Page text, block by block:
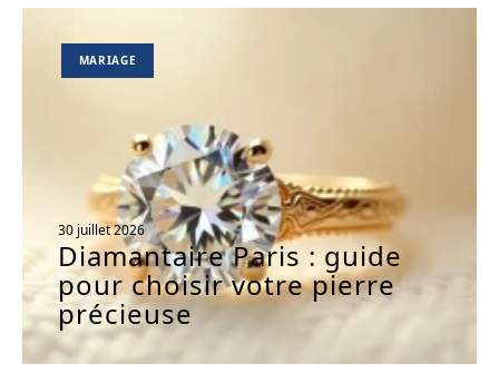
MARIAGE
30 juillet 2026
Diamantaire Paris : guide
pour choisir votre pierre
précieuse